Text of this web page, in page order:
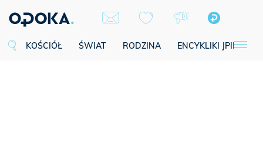
KOŚCIÓŁ ŚWIAT RODZINA ENCYKLIKI JPII